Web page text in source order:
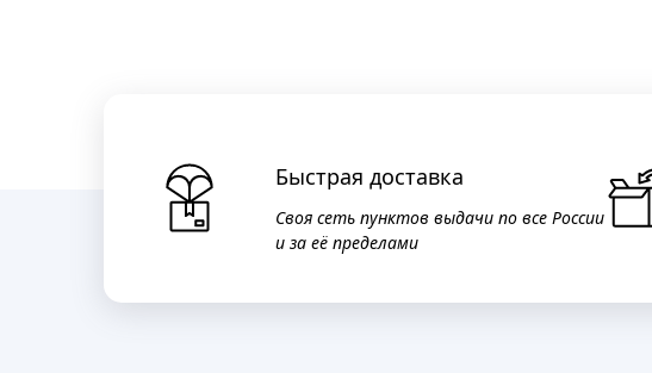
Быстрая доставка
Своя сеть пунктов выдачи по все России
и за её пределами